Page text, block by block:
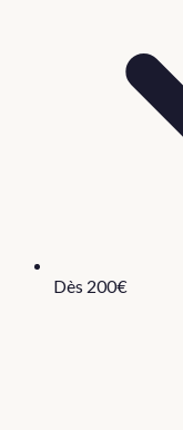
Dès 200€